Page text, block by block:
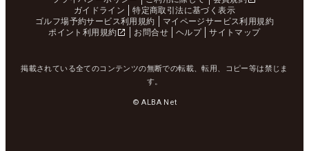
ガイドライン
特定商取引法に基づく表示
ゴルフ場予約サービス利用規約
マイページサービス利用規約
ポイント利用規約
お問合せ ヘルプ サイトマップ
掲載されている全てのコンテンツの無断での転載、転用、コピー等は禁じま
す。
© ALBA Net